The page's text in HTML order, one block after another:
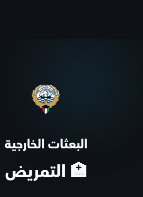
البعثات الخارجية
🏥 التمريض